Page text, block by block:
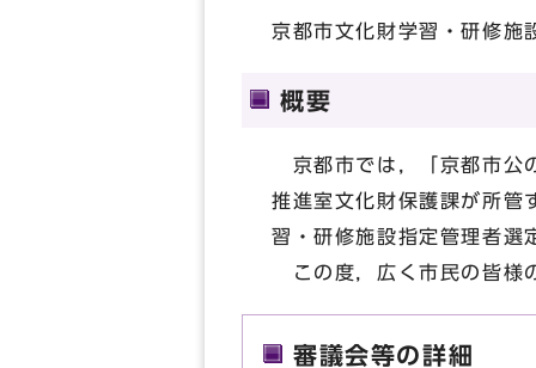
京都市文化財学習・研修施
概要
京都市では，「京都市公
推進室文化財保護課が所管
習・研修施設指定管理者選
この度，広く市民の皆様
審議会等の詳細